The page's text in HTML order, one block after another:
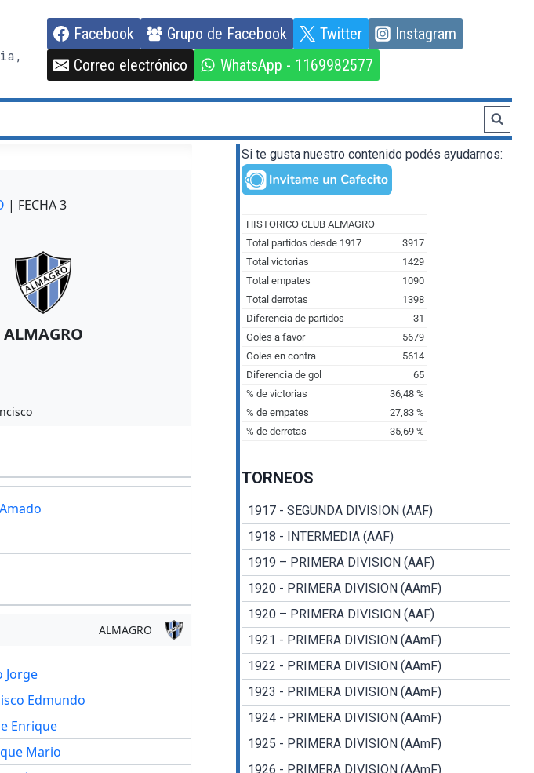
Facebook Grupo de Facebook Twitter
Instagram
Correo electrónico
WhatsApp - 1169982577
| FECHA 3
ALMAGRO
ALMAGRO
Jorge
Edmundo
Enrique
Mario
Si te gusta nuestro contenido podés ayudarnos:
TORNEOS
1917 - SEGUNDA DIVISION (AAF)
1918 - INTERMEDIA (AAF)
1919 – PRIMERA DIVISION (AAF)
1920 - PRIMERA DIVISION (AAmF)
1920 – PRIMERA DIVISION (AAF)
1921 - PRIMERA DIVISION (AAmF)
1922 - PRIMERA DIVISION (AAmF)
1923 - PRIMERA DIVISION (AAmF)
1924 - PRIMERA DIVISION (AAmF)
1925 - PRIMERA DIVISION (AAmF)
1926 - PRIMERA DIVISION (AAmF)